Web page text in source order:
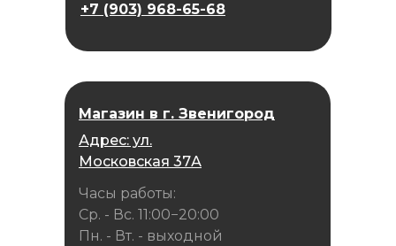
Часы работы:
Ср. - Вс. 11:00−20:00
Пн. - Вт. - выходной
Магазин в г. Звенигород
Адрес: ул.
Московская 37А
+7 (903) 968-65-68